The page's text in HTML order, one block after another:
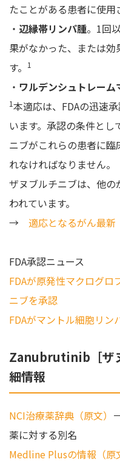
たことがある患者に使用
・ 辺縁帯リンパ腫。1回
果がなかった、または
す。
1
・ ワルデンシュトレー
1本適応は、FDAの迅速
います。承認の条件と
ニブがこれらの患者に
れなければなりません。
ザヌブルチニブは、他
われています。
→ 適応となるがん最新
FDA承認ニュース
FDAが原発性マクログロ
ニブを承認
FDAがマントル細胞リ
Zanubrutinib［ザ
細情報
NCI治療薬辞典（原文）
薬に対する別名
Medline Plusの情報（原